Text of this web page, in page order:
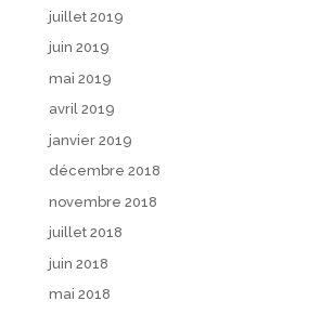
juillet 2019
juin 2019
mai 2019
avril 2019
janvier 2019
décembre 2018
novembre 2018
juillet 2018
juin 2018
mai 2018